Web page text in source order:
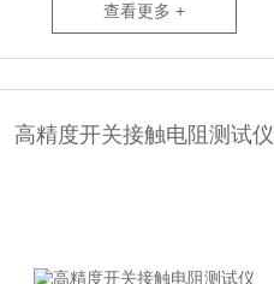
查看更多 +
高精度开关接触电阻测试仪